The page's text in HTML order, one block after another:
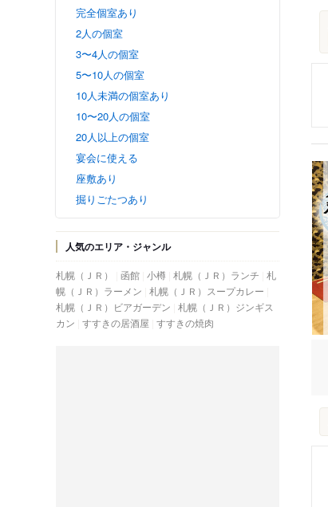
完全個室あり
2人の個室
3〜4人の個室
5〜10人の個室
10人未満の個室あり
10〜20人の個室
20人以上の個室
宴会に使える
座敷あり
掘りごたつあり
人気のエリア・ジャンル
札幌（ＪＲ） 函館 小樽 札幌（ＪＲ）ランチ 札
幌（ＪＲ）ラーメン 札幌（ＪＲ）スープカレー
札幌（ＪＲ）ビアガーデン 札幌（ＪＲ）ジンギス
カン すすきの居酒屋 すすきの焼肉